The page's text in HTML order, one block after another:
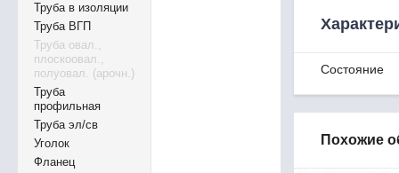
Труба в изоляции
Труба ВГП
Труба овал.,
плоскоовал.,
полуовал. (арочн.)
Труба
профильная
Труба эл/св
Уголок
Фланец
Состояние
Похожие